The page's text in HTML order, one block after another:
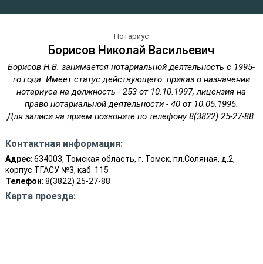
Нотариус
Борисов Николай Васильевич
Борисов Н.В. занимается нотариальной деятельность с 1995-
го года. Имеет статус действующего: приказ о назначении
нотариуса на должность - 253 от 10.10.1997, лицензия на
право нотариальной деятельности - 40 от 10.05.1995.
Для записи на прием позвоните по телефону 8(3822) 25-27-88.
Контактная информация:
Адрес: 634003, Томская область, г. Томск, пл.Соляная, д.2,
корпус ТГАСУ №3, каб. 115
Телефон: 8(3822) 25-27-88
Карта проезда: